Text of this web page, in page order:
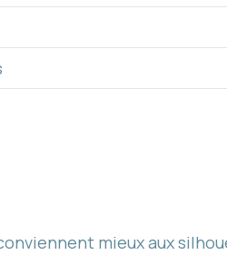
mieux aux